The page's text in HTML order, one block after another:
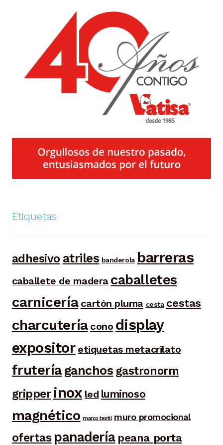
Etiquetas
adhesivo atriles banderola barreras
caballete de madera caballetes
carnicería cartón pluma cesta cestas
charcutería cono display
expositor etiquetas metacrilato
frutería ganchos gastronorm
gripper inox led luminoso
magnético marco textil muro promocional
ofertas panadería peana porta